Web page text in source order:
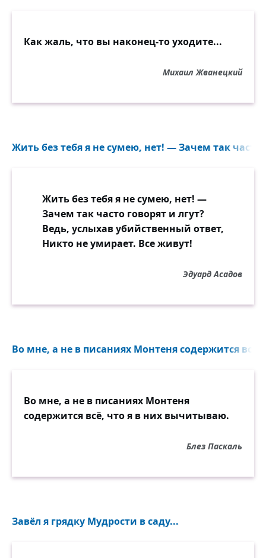
Как жаль, что вы наконец-то уходите...
Михаил Жванецкий
Жить без тебя я не сумею, нет! — Зачем так часто
Жить без тебя я не сумею, нет! —
Зачем так часто говорят и лгут?
Ведь, услыхав убийственный ответ,
Никто не умирает. Все живут!
Эдуард Асадов
Во мне, а не в писаниях Монтеня содержится
Во мне, а не в писаниях Монтеня
содержится всё, что я в них вычитываю.
Блез Паскаль
Завёл я грядку Мудрости в саду...